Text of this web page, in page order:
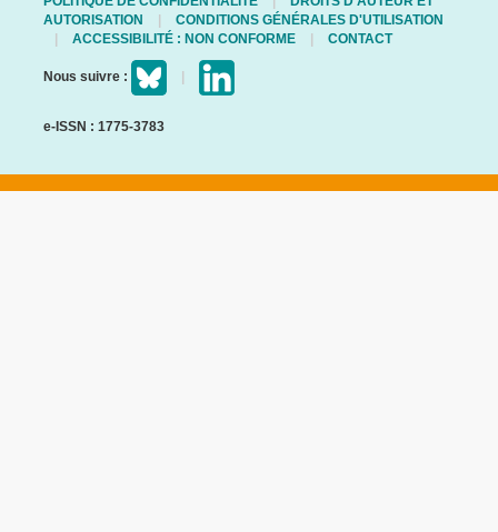
AUTORISATION
CONDITIONS GÉNÉRALES D'UTILISATION
ACCESSIBILITÉ : NON CONFORME
CONTACT
Nous suivre :
e-ISSN : 1775-3783